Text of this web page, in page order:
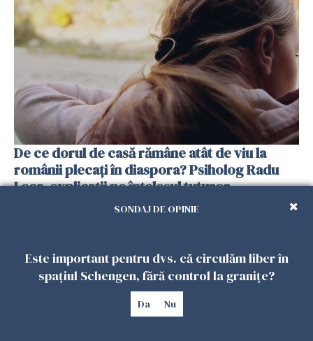
De ce dorul de casă rămâne atât de viu la
românii plecați în diaspora? Psiholog Radu
Leca, explicații pe înțelesul tuturor
SONDAJ DE OPINIE
Este important pentru dvs. că circulăm liber în
spațiul Schengen, fără control la granițe?
Da Nu